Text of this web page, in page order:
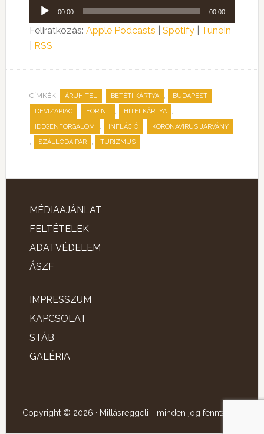
Audió
lejátszó
00:00 00:00
Feliratkozás: Apple Podcasts Spotify| TuneIn
RSS
CÍMKÉK: ÁRUHITEL , BETÉTI KÁRTYA , BUDAPEST ,
DEVIZAPIAC , FORINT , HITELKÁRTYA ,
IDEGENFORGALOM , INFLÁCIÓ , KORONAVÍRUS JÁRVÁNY
, SZÁLLODAIPAR , TURIZMUS
MÉDIAAJÁNLAT
FELTÉTELEK
ADATVÉDELEM
ÁSZF
IMPRESSZUM
KAPCSOLAT
STÁB
GALÉRIA
Copyright © 2026 · Millásreggeli - minden jog fenntartva!